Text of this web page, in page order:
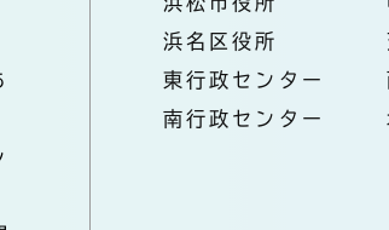
浜名区役所
東行政センター
南行政センター